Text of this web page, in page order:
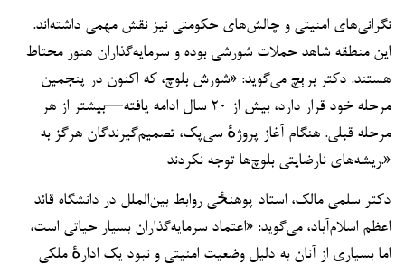
نگرانی‌های امنیتی و چالش‌های حکومتی نیز نقش مهمی داشته‌اند.
این منطقه شاهد حملات شورشی بوده و سرمایه‌گذاران هنوز محتاط
هستند. دکتر برېچ می‌گوید: «شورش بلوچ، که اکنون در پنجمین
مرحله خود قرار دارد، بیش از ۲۰ سال ادامه یافته—بیشتر از هر
مرحله قبلی. هنگام آغاز پروژهٔ سی‌پک، تصمیم‌گیرندگان هرگز به
ریشه‌های نارضایتی بلوچ‌ها توجه نکردند.»
دکتر سلمی مالک، استاد پوهنځی روابط بین‌الملل در دانشگاه قائد
اعظم اسلام‌آباد، می‌گوید: «اعتماد سرمایه‌گذاران بسیار حیاتی است،
اما بسیاری از آنان به دلیل وضعیت امنیتی و نبود یک ادارهٔ ملکی